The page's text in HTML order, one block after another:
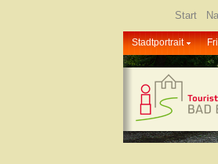
Start
Stadtportrait